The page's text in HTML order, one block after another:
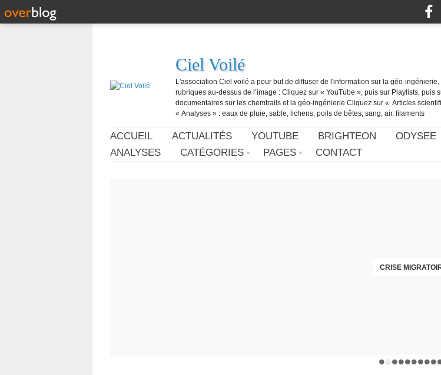
Ciel Voilé
L'association Ciel voilé a pour but de diffuser de l'information sur la géo-
rubriques au-dessus de l’image : Cliquez sur « YouTube », puis sur Playlists,
documentaires sur les chemtrails et la géo-ingénierie Cliquez sur « Articles
« Analyses » : eaux de pluie, sable, lichens, poils de bêtes, sang, air, filaments
ACCUEIL ACTUALITÉS YOUTUBE BRIGHTEON ODYSEE
ANALYSES
CATÉGORIES PAGES CONTACT